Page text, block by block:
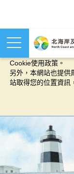
本網站使用cookies
您提供更佳的體驗
Cookie使用政策。
另外，本網站也提供
站取得您的位置資訊